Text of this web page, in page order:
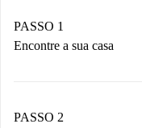
PASSO 1
Encontre a sua casa
Você tem todas as
PASSO 2